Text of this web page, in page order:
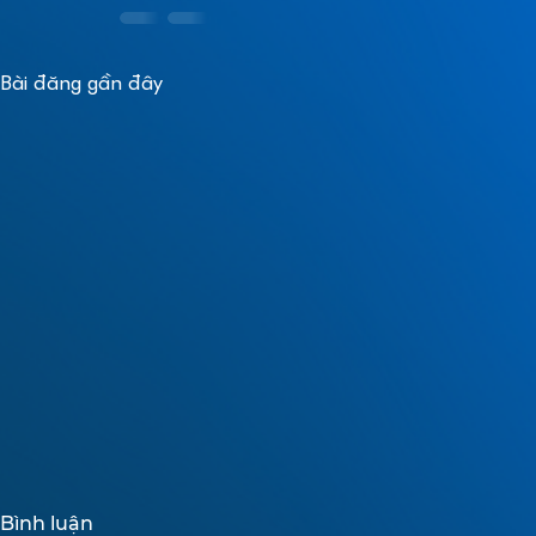
Bài đăng gần đây
Bình luận